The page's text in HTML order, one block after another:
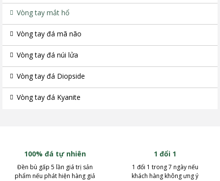
Vòng tay mắt hổ
Vòng tay đá mã não
Vòng tay đá núi lửa
Vòng tay đá Diopside
Vòng tay đá Kyanite
100% đá tự nhiên
Đền bù gấp 5 lần giá trị sản
phẩm nếu phát hiện hàng giả
1 đổi 1
1 đổi 1 trong 7 ngày nếu
khách hàng không ưng ý